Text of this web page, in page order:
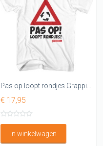
€ 17,95
In winkelwagen